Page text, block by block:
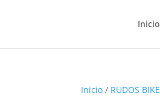
Inicio
Inicio / RUDOS BIKE